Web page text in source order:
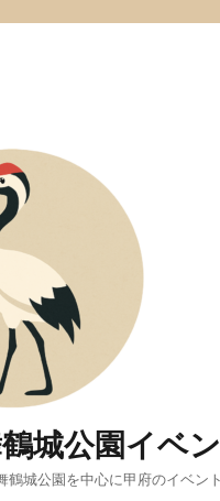
城公園イベ
鶴城公園を中心に甲府のイベン